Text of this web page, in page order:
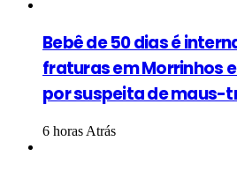
Bebê de 50 dias é
fraturas em Morrinhos
por suspeita de maus-
6 horas Atrás